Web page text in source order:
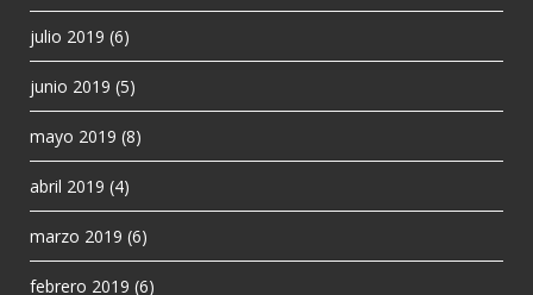
julio 2019 (6)
junio 2019 (5)
mayo 2019 (8)
abril 2019 (4)
marzo 2019 (6)
febrero 2019 (6)